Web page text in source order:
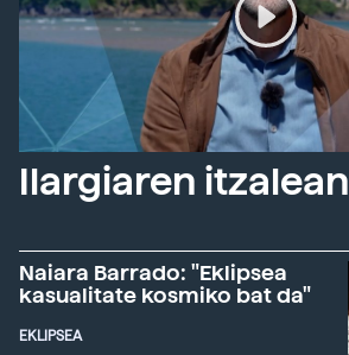
Ilargiaren itzalean
Naiara Barrado: "Eklipsea
kasualitate kosmiko bat da"
EKLIPSEA